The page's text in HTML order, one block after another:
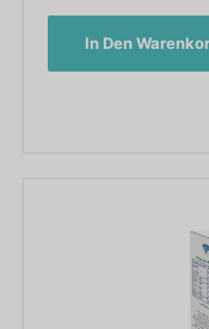
In Den